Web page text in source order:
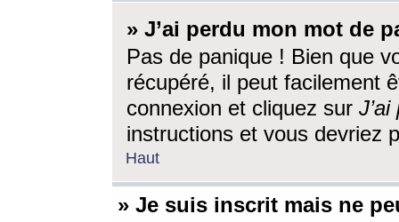
» J’ai perdu mon mot de
Pas de panique ! Bien que
récupéré, il peut facilement
connexion et cliquez sur
instructions et vous devriez
Haut
» Je suis inscrit mais ne